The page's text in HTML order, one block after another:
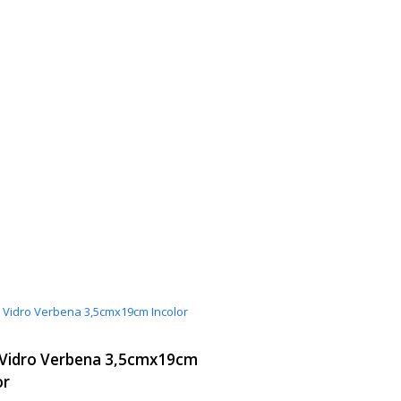
Verbena 3,5cmx19cm